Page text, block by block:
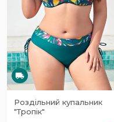
Роздільний купальник
"Тропік"